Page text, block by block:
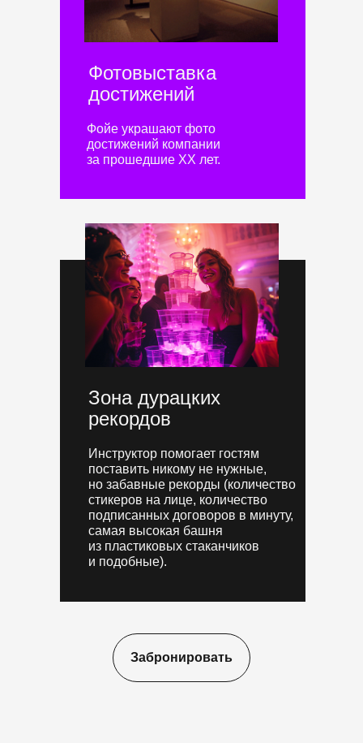
Фотовыставка
достижений
Инструктор помогает гостям
поставить никому не нужные,
но забавные рекорды (количество
стикеров на лице, количество
подписанных договоров в минуту,
самая высокая башня
из пластиковых стаканчиков
и подобные).
Зона дурацких
рекордов
Забронировать
Фойе украшают фото
достижений компании
за прошедшие XX лет.